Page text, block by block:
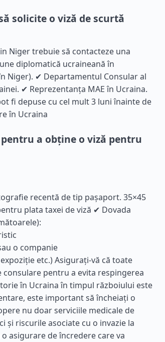
solicite o viză de scurtă
Niger trebuie să contacteze una
diplomatică ucraineană în
Niger). ✔ Departamentul Consular al
✔ Reprezentanța MAE în Ucraina.
fi depuse cu cel mult 3 luni înainte de
în Ucraina
a obține o viză pentru
recentă de tip pașaport. 35×45
plata taxei de viză ✔ Dovada
o companie
etc.) Asigurați-vă că toate
pentru a evita respingerea
în Ucraina în timpul războiului este
este important să încheiați o
nu doar serviciile medicale de
și riscurile asociate cu o invazie la
asigurare de încredere care va